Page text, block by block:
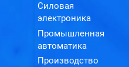
Силовая
электроника
Промышленная
автоматика
Производство